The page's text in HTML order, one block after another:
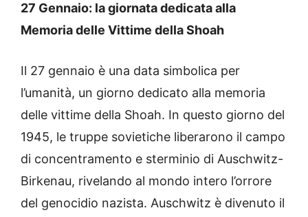
27 Gennaio: la giornata dedicata alla
Memoria delle Vittime della Shoah
Il 27 gennaio è una data simbolica per
l’umanità, un giorno dedicato alla memoria
delle vittime della Shoah. In questo giorno del
1945, le truppe sovietiche liberarono il campo
di concentramento e sterminio di Auschwitz-
Birkenau, rivelando al mondo intero l’orrore
del genocidio nazista. Auschwitz è divenuto il